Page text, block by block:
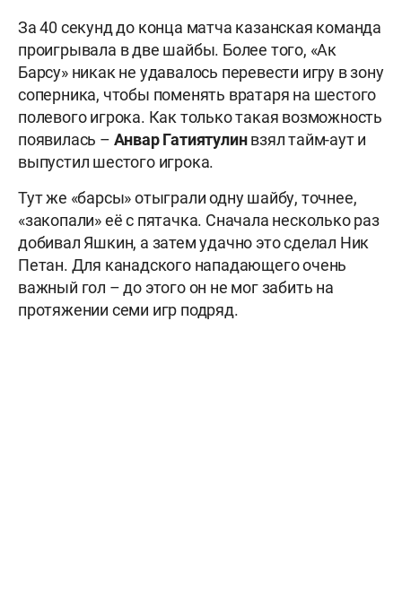
За 40 секунд до конца матча казанская команда
проигрывала в две шайбы. Более того, «Ак
Барсу» никак не удавалось перевести игру в зону
соперника, чтобы поменять вратаря на шестого
полевого игрока. Как только такая возможность
появилась – Анвар Гатиятулинвзял тайм-аут и
выпустил шестого игрока.
Тут же «барсы» отыграли одну шайбу, точнее,
«закопали» её с пятачка. Сначала несколько раз
добивал Яшкин, а затем удачно это сделал Ник
Петан. Для канадского нападающего очень
важный гол – до этого он не мог забить на
протяжении семи игр подряд.